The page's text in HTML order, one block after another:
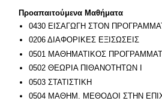
Προαπαιτούμενα Μαθήματα
0430 ΕΙΣΑΓΩΓΗ ΣΤΟΝ
0206 ΔΙΑΦΟΡΙΚΕΣ ΕΞΙΣΩΣΕΙΣ
0501 ΜΑΘΗΜΑΤΙΚΟΣ
0502 ΘΕΩΡΙΑ ΠΙΘΑΝΟΤΗΤΩΝ Ι
0503 ΣΤΑΤΙΣΤΙΚΗ
0504 ΜΑΘΗΜ. ΜΕΘΟΔΟΙ ΣΤΗΝ